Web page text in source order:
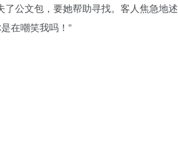
公文包，要她帮助寻找。客人焦急地述
在嘲笑我吗！”